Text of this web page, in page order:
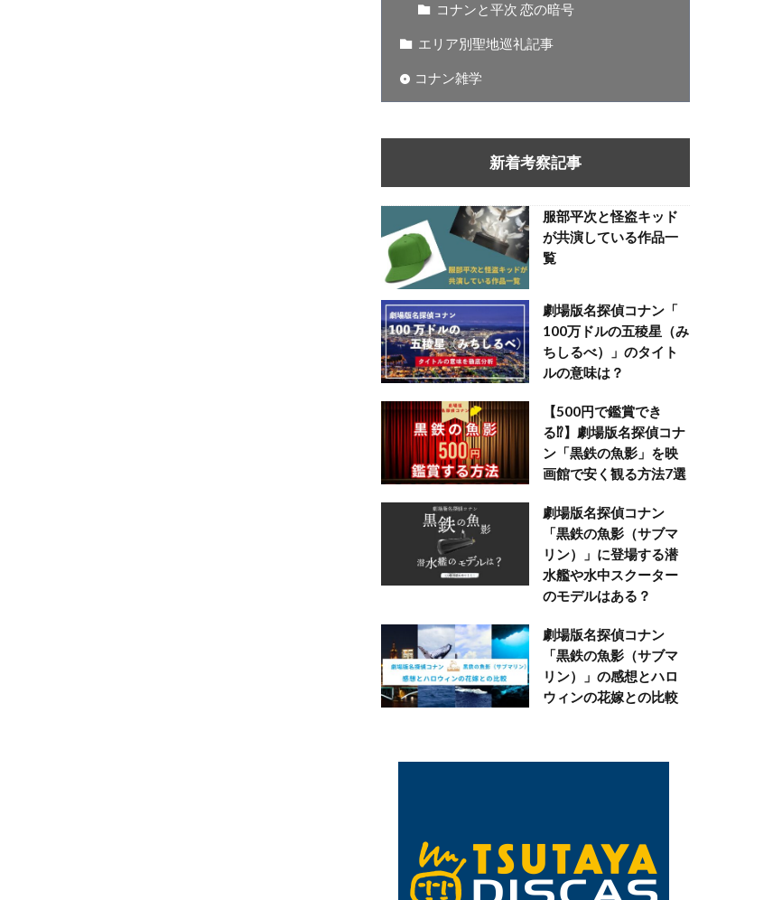
コナンと平次 恋の暗号
エリア別聖地巡礼記事
コナン雑学
新着考察記事
服部平次と怪盗キッド
が共演している作品一
覧
劇場版名探偵コナン「
100万ドルの五稜星（み
ちしるべ）」のタイト
ルの意味は？
【500円で鑑賞でき
る⁉】劇場版名探偵コナ
ン「黒鉄の魚影」を映
画館で安く観る方法7選
劇場版名探偵コナン
「黒鉄の魚影（サブマ
リン）」に登場する潜
水艦や水中スクーター
のモデルはある？
劇場版名探偵コナン
「黒鉄の魚影（サブマ
リン）」の感想とハロ
ウィンの花嫁との比較